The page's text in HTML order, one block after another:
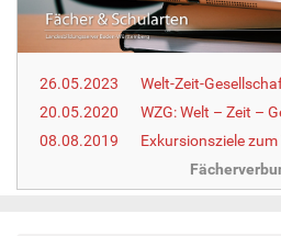
r
e
:
26.05.2023
Welt-Zeit-
20.05.2020
WZG: Welt – Zeit –
08.08.2019
Exkursionsziele zum